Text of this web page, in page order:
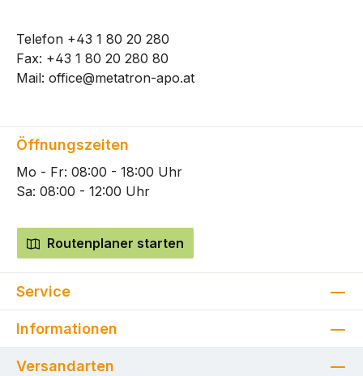
Telefon +43 1 80 20 280
Fax: +43 1 80 20 280 80
Mail: office@metatron-apo.at
Öffnungszeiten
Mo - Fr: 08:00 - 18:00 Uhr
Sa: 08:00 - 12:00 Uhr
Routenplaner starten
Service
Informationen
Versandarten